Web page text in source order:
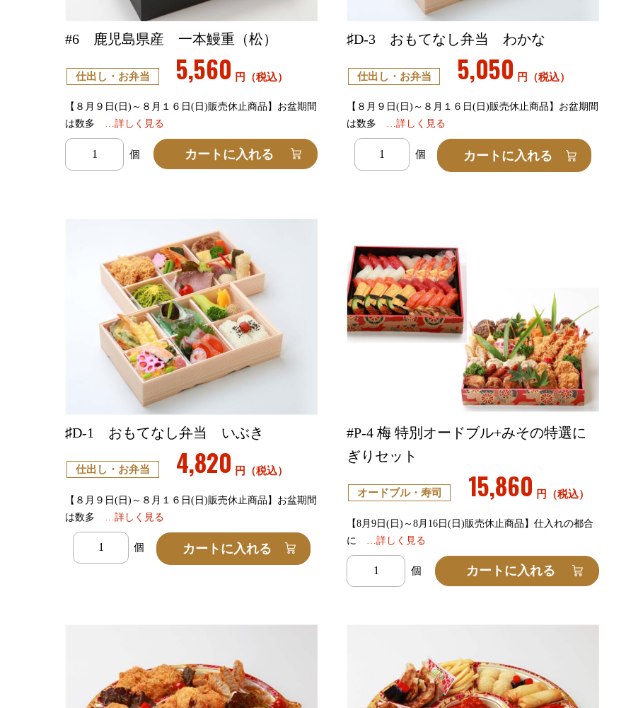
#6 鹿児島県産 一本鰻重（松）
仕出し・お弁当 5,560 円（税込）
【８月９日(日)～８月１６日(日)販売休止商品】お盆期間
は数多 …詳しく見る
♯D-3 おもてなし弁当 わかな
仕出し・お弁当 5,050 円（税込）
【８月９日(日)～８月１６日(日)販売休止商品】お盆期間
は数多 …詳しく見る
♯D-1 おもてなし弁当 いぶき
仕出し・お弁当 4,820 円（税込）
【８月９日(日)～８月１６日(日)販売休止商品】お盆期間
は数多
…詳しく見る
#P-4 梅 特別オードブル+みその特選に
ぎりセット
オードブル・寿司 15,860 円（税込）
【8月9日(日)～8月16日(日)販売休止商品】仕入れの都合
に
…詳しく見る